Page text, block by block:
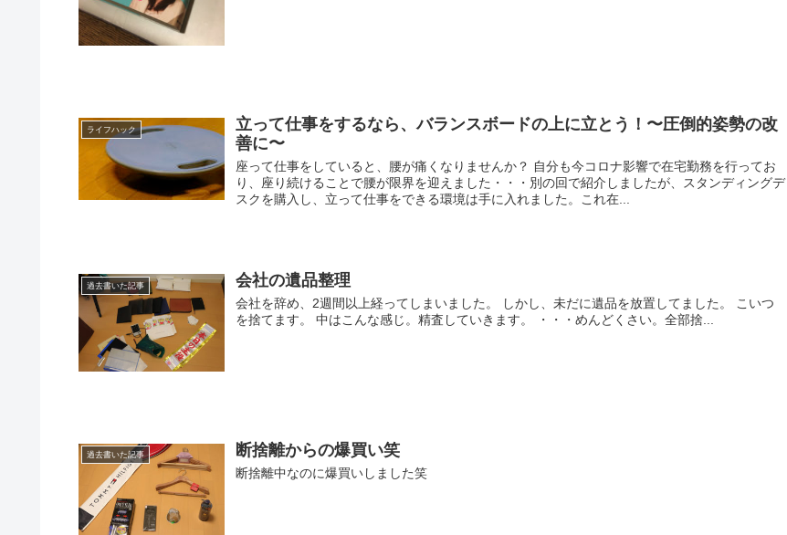
ライフハック
立って仕事をするなら、バランスボードの上に立とう！〜圧倒的姿勢の改
善に〜
座って仕事をしていると、腰が痛くなりませんか？ 自分も今コロナ影響で在宅勤務を行ってお
り、座り続けることで腰が限界を迎えました・・・別の回で紹介しましたが、スタンディングデ
スクを購入し、立って仕事をできる環境は手に入れました。これ在...
過去書いた記事 会社の遺品整理
会社を辞め、2週間以上経ってしまいました。 しかし、未だに遺品を放置してました。 こいつ
を捨てます。 中はこんな感じ。精査していきます。 ・・・めんどくさい。全部捨...
過去書いた記事 断捨離からの爆買い笑
断捨離中なのに爆買いしました笑